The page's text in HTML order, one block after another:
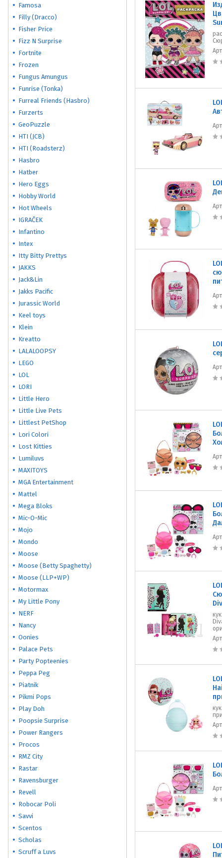
Famosa
Filly (Dracco)
Fisher Price
Fizz N Surprise
Fortnite
Frozen
Fungus Amungus
Funrise (Tonka)
Furreal Friends (Hasbro)
Furzerts
GeoPuzzle
HTI (JCB)
HTI (Roadsterz)
Hasbro
Hatber
Hero Eggs
Hobby World
Hot Wheels
IGRAČEK
Infantino
Intex
Itty Bitty Prettys
JAKKS
Jack&Lin
Jakks Pacific
Jurassic World
Keel toys
Klein
Kreatto
LALALOOPSY
LEGO
LOL
LORI
Little Hero
Little Live Pets
Littlest PetShop
Lori Colori
Lost Kitties
Lumiluvs
MAXITOYS
MGA Entertainment
Mattel
Mega Bloks
Mic-O-Mic
Mojo
Mondo
Moose
Moose (Betty Spaghetty)
Moose (LLP+WP)
Motormax
My Little Pony
NERF
Nancy
Oonies
Palace Pets
Party Popteenies
Peppa Peg
Piatnik
Pikmi Pops
Play Doh
Poopsie Surprise
Power Rangers
Procos
RMZ City
Rastar
Ravensburger
Revell
Robocar Poli
Savvi
Scentos
Scholas
Scruff a Luvs